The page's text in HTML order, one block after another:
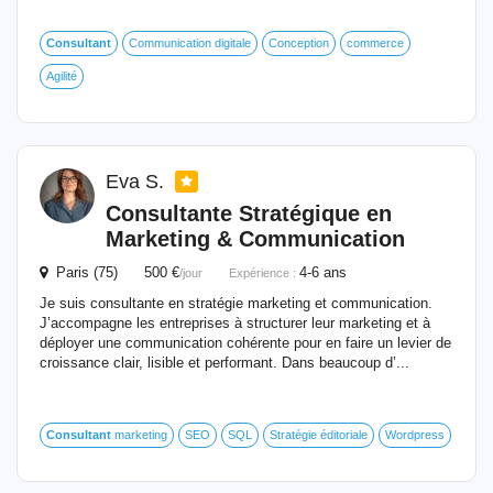
Consultant Communication digitale Conception commerce
Agilité
Eva S.
Consultante Stratégique en
Marketing & Communication
Paris (75) 500 €/jour Expérience : 4-6 ans
Je suis consultante en stratégie marketing et communication.
J’accompagne les entreprises à structurer leur marketing et à
déployer une communication cohérente pour en faire un levier de
croissance clair, lisible et performant. Dans beaucoup d’...
Consultant marketing SEO SQL Stratégie éditoriale Wordpress